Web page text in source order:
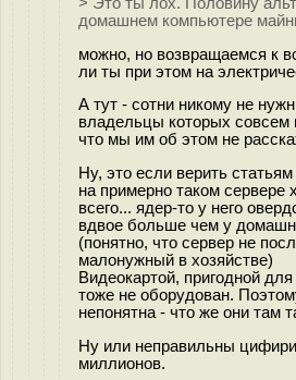
домашнем компьютере
можно, но возвращаемся к
ли ты при этом на
А тут - сотни никому не
владельцы которых совсем
что мы им об этом не
Ну, это если верить
на примерно таком сервере
всего... ядер-то у него
вдвое больше чем у
(понятно, что сервер не
малонужный в хозяйстве)
Видеокартой, пригодной
тоже не оборудован.
непонятна - что же они там
Ну или неправильны
миллионов.